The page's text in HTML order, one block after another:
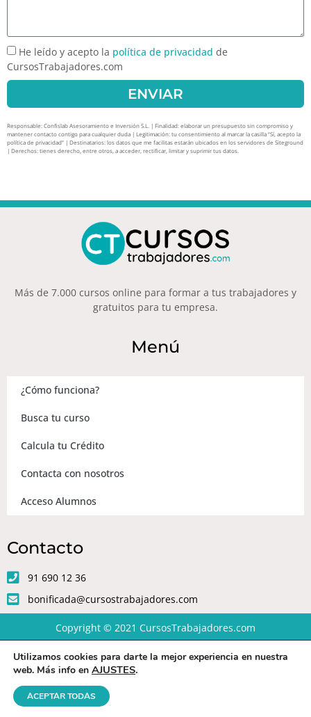
He leído y acepto la política de privacidad de
CursosTrabajadores.com
ENVIAR
Responsable: Confislab Asesoramiento e Inversión S.L. | Finalidad: elaborar un presupuesto sin compromiso y
mantener contacto contigo para cualquier duda | Legitimación: tu consentimiento al marcar la casilla “Sí, acepto la
política de privacidad” | Destinatarios: los datos que me facilitas estarán ubicados en los servidores de Siteground
| Derechos: tienes derecho, entre otros, a acceder, rectificar, limitar y suprimir tus datos.
Más de 7.000 cursos online para formar a tus trabajadores y
gratuitos para tu empresa.
Menú
¿Cómo funciona?
Busca tu curso
Calcula tu Crédito
Contacta con nosotros
Acceso Alumnos
Contacto
91 690 12 36
bonificada@cursostrabajadores.com
Copyright © 2021 CursosTrabajadores.com
Aviso Legal| Política de Privacidad Condiciones de compra
Diseño web
Utilizamos cookies para darte la mejor experiencia en nuestra
web. Más info en AJUSTES.
ACEPTAR TODAS